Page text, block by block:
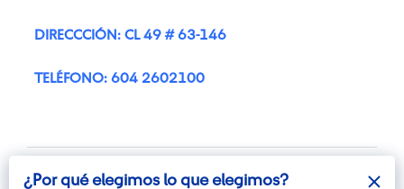
¿Por qué elegimos lo que elegimos?
¿Por qué elegimos lo que elegimos?
DIRECCCIÓN: CL 49 # 63-146
TELÉFONO: 604 2602100